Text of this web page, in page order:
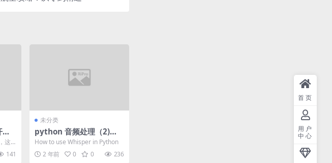
A
这
于
141
未分类
python 音频处理（2)
——提取PPG特征之whis
per库的使用（2.1）
How to use Whisper in Python
2 年前
0 0 236
首页
用户
中心